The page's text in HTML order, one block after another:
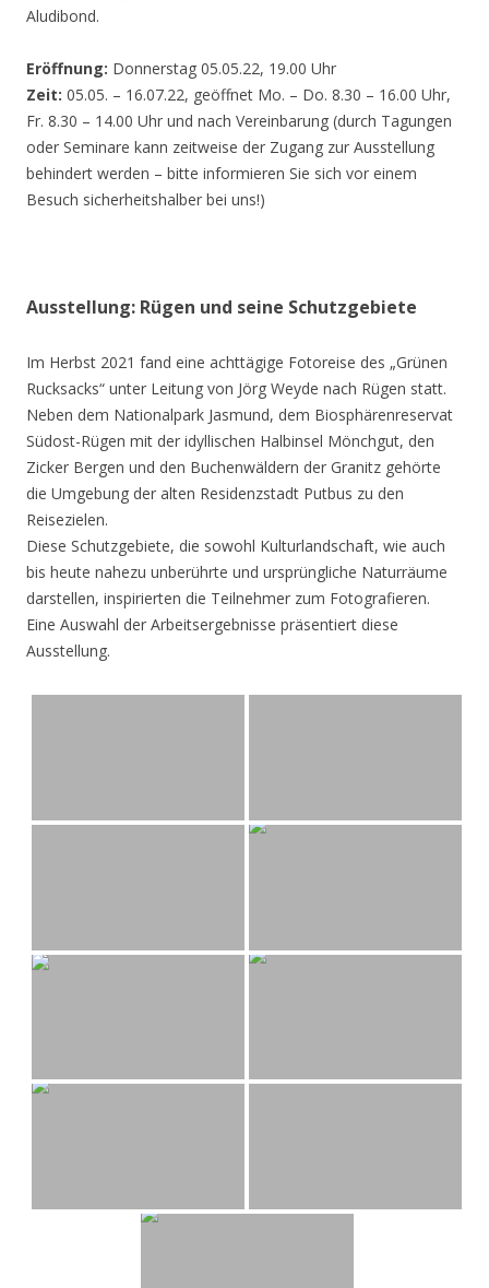
Aludibond.
Eröffnung: Donnerstag 05.05.22, 19.00 Uhr
Zeit: 05.05. – 16.07.22, geöffnet Mo. – Do. 8.30 – 16.00 Uhr,
Fr. 8.30 – 14.00 Uhr und nach Vereinbarung (durch Tagungen
oder Seminare kann zeitweise der Zugang zur Ausstellung
behindert werden – bitte informieren Sie sich vor einem
Besuch sicherheitshalber bei uns!)
Ausstellung: Rügen und seine Schutzgebiete
Im Herbst 2021 fand eine achttägige Fotoreise des „Grünen
Rucksacks“ unter Leitung von Jörg Weyde nach Rügen statt.
Neben dem Nationalpark Jasmund, dem Biosphärenreservat
Südost-Rügen mit der idyllischen Halbinsel Mönchgut, den
Zicker Bergen und den Buchenwäldern der Granitz gehörte
die Umgebung der alten Residenzstadt Putbus zu den
Reisezielen.
Diese Schutzgebiete, die sowohl Kulturlandschaft, wie auch
bis heute nahezu unberührte und ursprüngliche Naturräume
darstellen, inspirierten die Teilnehmer zum Fotografieren.
Eine Auswahl der Arbeitsergebnisse präsentiert diese
Ausstellung.